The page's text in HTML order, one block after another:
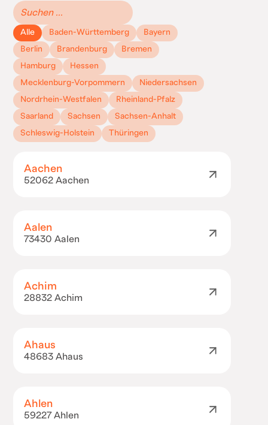
Alle Baden-Württemberg
Bayern
Berlin
Brandenburg
Bremen
Hamburg
Hessen
Mecklenburg-Vorpommern
Niedersachsen
Nordrhein-Westfalen
Rheinland-Pfalz
Saarland
Sachsen
Sachsen-Anhalt
Schleswig-Holstein
Thüringen
Aachen
52062 Aachen
Aalen
73430 Aalen
Achim
28832 Achim
Ahaus
48683 Ahaus
Ahlen
59227 Ahlen